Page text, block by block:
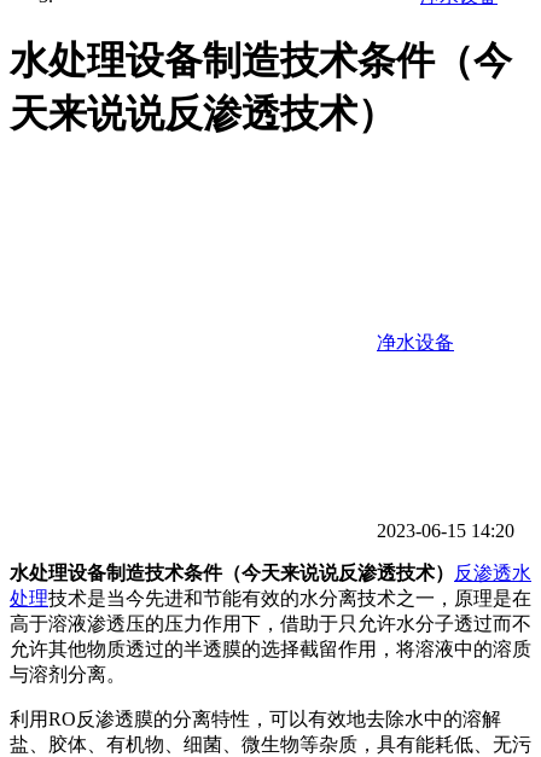
水处理设备制造技术条件（今
天来说说反渗透技术）
净水设备
2023-06-15 14:20
水处理设备制造技术条件（今天来说说反渗透技术）
反渗透水
处理技术是当今先进和节能有效的水分离技术之一，原理是在
高于溶液渗透压的压力作用下，借助于只允许水分子透过而不
允许其他物质透过的半透膜的选择截留作用，将溶液中的溶质
与溶剂分离。
利用RO反渗透膜的分离特性，可以有效地去除水中的溶解
盐、胶体、有机物、细菌、微生物等杂质，具有能耗低、无污